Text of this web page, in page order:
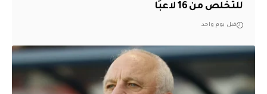
للتخلص من 16 لاعبًا
قبل يوم واحد